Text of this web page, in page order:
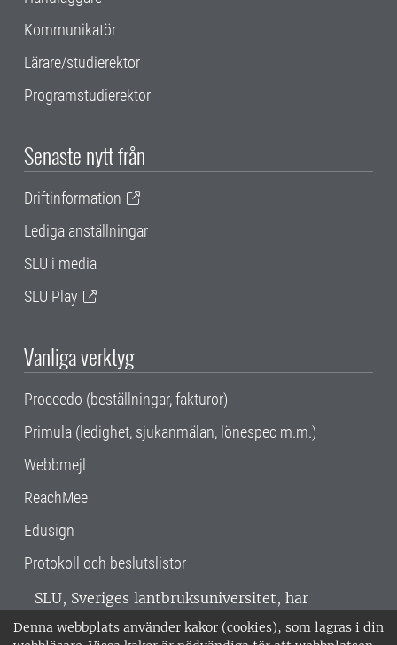
Denna webbplats använder kakor (cookies), som lagras i din
Kommunikatör
Lärare/studierektor
Programstudierektor
Senaste nytt från
Driftinformation
Lediga anställningar
SLU i media
SLU Play
Vanliga verktyg
Proceedo (beställningar, fakturor)
Primula (ledighet, sjukanmälan, lönespec m.m.)
Webbmejl
ReachMee
Edusign
Protokoll och beslutslistor
SLU, Sveriges lantbruksuniversitet, har
verksamhet över hela Sverige. Huvudorter är
Alnarp, Uppsala och Umeå.SLU är